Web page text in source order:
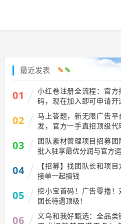
最近发表
01
小红卷注册全流程：官方
码，现在加入即可申请开
理V5权限
02
马上答题，新无限广告平
发，官方一手直招顶级代
拉满
03
团队素材管理项目招募团
批入驻享最优分润与官方
04
【招募】找团队长和项
接单一起搞钱
05
挖小宝首码！广告零撸！
团长待遇顶级！
06
义乌和我好甄选：全品类